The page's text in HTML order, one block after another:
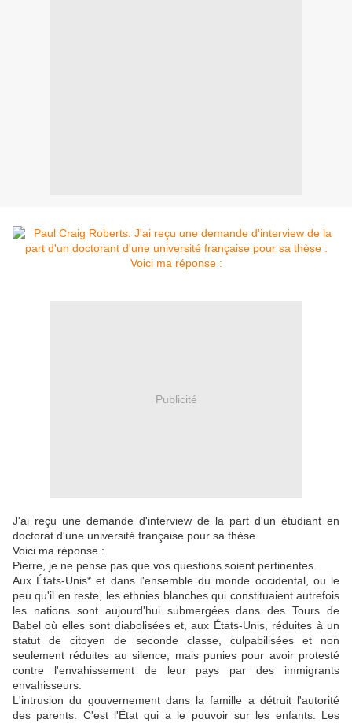
Publicité
J'ai reçu une demande d'interview de la part d'un étudiant en
doctorat d'une université française pour sa thèse.
Voici ma réponse :
Pierre, je ne pense pas que vos questions soient pertinentes.
Aux États-Unis* et dans l'ensemble du monde occidental, ou le
peu qu'il en reste, les ethnies blanches qui constituaient autrefois
les nations sont aujourd'hui submergées dans des Tours de
Babel où elles sont diabolisées et, aux États-Unis, réduites à un
statut de citoyen de seconde classe, culpabilisées et non
seulement réduites au silence, mais punies pour avoir protesté
contre l'envahissement de leur pays par des immigrants
envahisseurs.
L'intrusion du gouvernement dans la famille a détruit l'autorité
des parents. C'est l'État qui a le pouvoir sur les enfants. Les